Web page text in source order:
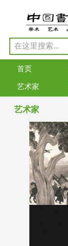
首页
艺术家
艺术家